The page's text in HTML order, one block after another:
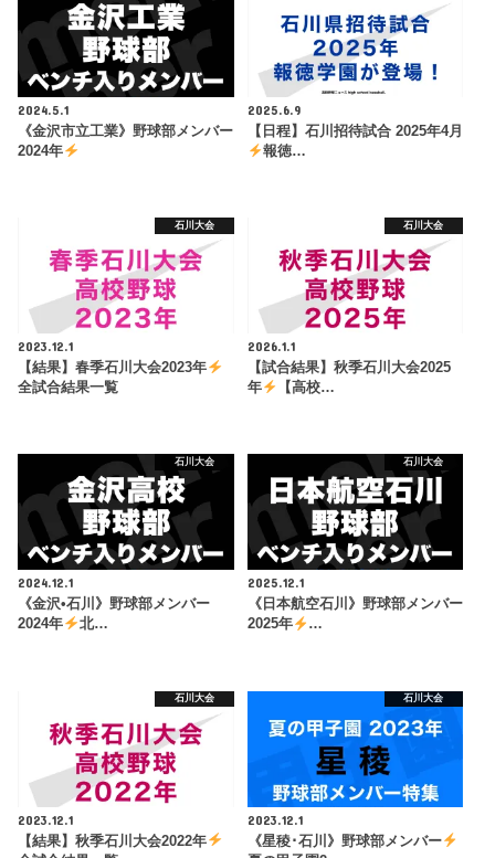
2024.5.1
《金沢市立工業》野球部メンバー
2024年
2025.6.9
【日程】石川招待試合 2025年4月
報徳…
石川大会
2023.12.1
【結果】春季石川大会2023年
全試合結果一覧
石川大会
2026.1.1
【試合結果】秋季石川大会2025
年
【高校…
石川大会
2024.12.1
《金沢•石川》野球部メンバー
2024年
北…
石川大会
2025.12.1
《日本航空石川》野球部メンバー
2025年
…
石川大会
2023.12.1
【結果】秋季石川大会2022年
石川大会
2023.12.1
《星稜･石川》野球部メンバー